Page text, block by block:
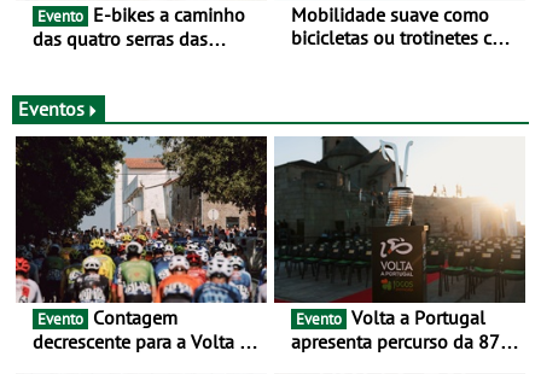
Evento
das quatro serras das
e 10 de Junho
Mobilidade suave como
bicicletas ou trotinetes com
usam os automóveis
exclusivamente em áreas
urbanas
Eventos
Evento
decrescente para a Volta a
Evento
apresenta percurso da 87.ª